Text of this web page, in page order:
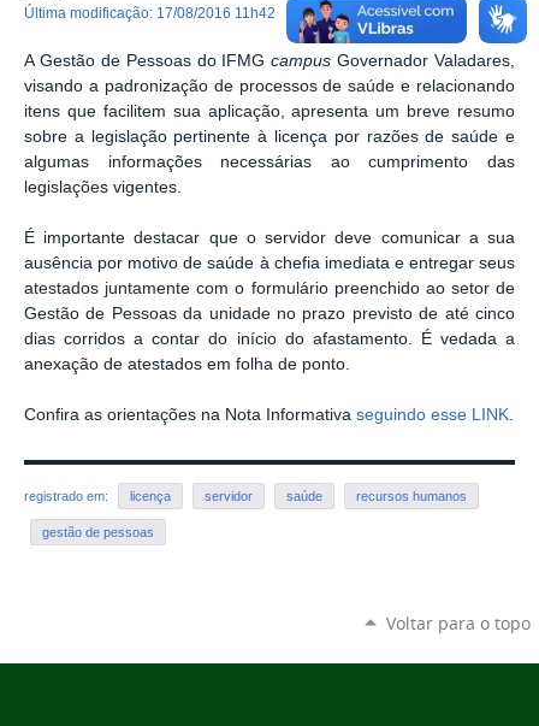
última modificação: 17/08/2016 11h42
A Gestão de Pessoas do IFMGcampus Governador Valadares,
visando a padronização de processos de saúde e relacionando
itens que facilitem sua aplicação, apresenta um breve resumo
sobre a legislação pertinente à licença por razões de saúde e
algumas informações necessárias ao cumprimento das
legislações vigentes.
É importante destacar que o servidor deve comunicar a sua
ausência por motivo de saúde à chefia imediata e entregar seus
atestados juntamente com o formulário preenchido ao setor de
Gestão de Pessoas da unidade no prazo previsto de até cinco
dias corridos a contar do início do afastamento. É vedada a
anexação de atestados em folha de ponto.
Confira as orientações na Nota Informativa seguindo esse LINK
registrado em: licença servidor saúde recursos humanos
gestão de pessoas
Voltar para o topo